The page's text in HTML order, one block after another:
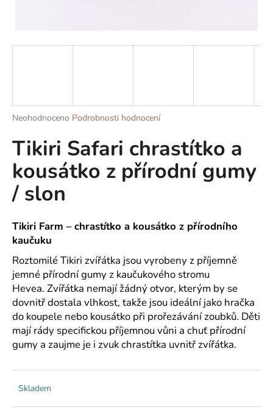
Průměrné
produktu
je
0,0
z
5
hvězdiček.
Neohodnoceno Podrobnosti hodnocení
Tikiri Safari chrastítko a
kousátko z přírodní gumy
/ slon
Tikiri Farm – chrastítko a kousátko z přírodního
kaučuku
Roztomilé Tikiri zvířátka jsou vyrobeny z příjemně
jemné přírodní gumy z kaučukového stromu
Hevea. Zvířátka nemají žádný otvor, kterým by se
dovnitř dostala vlhkost, takže jsou ideální jako hračka
do koupele nebo kousátko při prořezávání zoubků. Děti
mají rády specifickou příjemnou vůni a chuť přírodní
gumy a zaujme je i zvuk chrastítka uvnitř zvířátka.
Skladem
í
HLEDAT
D
o
p
o
r
u
č
u
j
e
m
e